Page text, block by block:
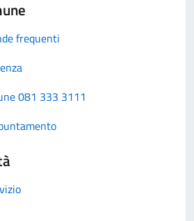
frequenti
081 333 3111